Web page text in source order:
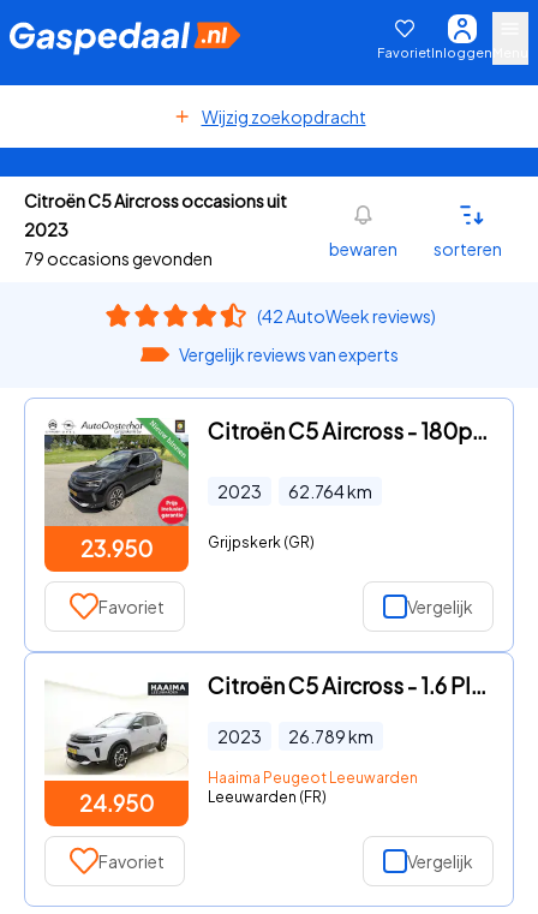
FavorietInloggen
Wijzig zoekopdracht
Citroën C5 Aircross occasions uit
2023
79 occasions gevonden
bewaren sorteren
(42 AutoWeek reviews)
Vergelijk reviews van experts
23.950
Citroën C5 Aircross - 180pk Plug-in Hybrid Business Plus
2023 62.764km
Grijpskerk (GR)
Favoriet Vergelijk
24.950
Citroën C5 Aircross - 1.6 Plug-in Hybrid 180 Feel | Trekhaak | Achteruitrijcamera
2023 26.789km
Haaima Peugeot Leeuwarden
Leeuwarden (FR)
Favoriet Vergelijk